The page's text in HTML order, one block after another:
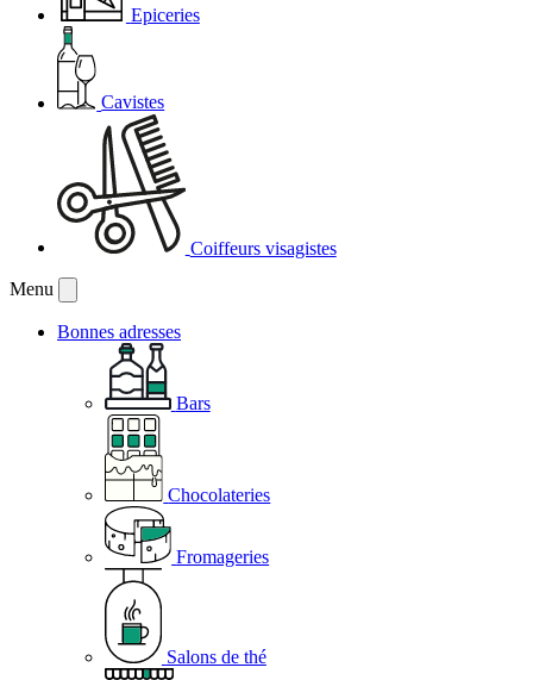
Epiceries
Cavistes
Coiffeurs visagistes
Menu
Bonnes adresses
Bars
Chocolateries
Fromageries
Salons de thé